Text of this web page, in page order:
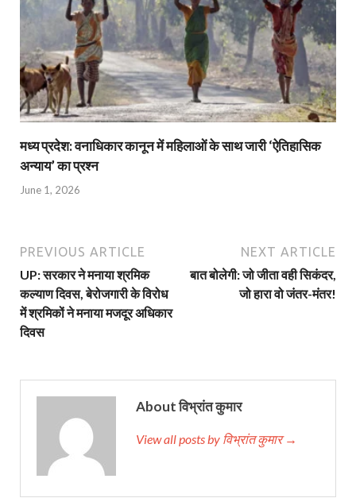
मध्य प्रदेश: वनाधिकार कानून में महिलाओं के साथ जारी ‘ऐतिहासिक
अन्याय’ का प्रश्न
June 1, 2026
PREVIOUS ARTICLE
UP: सरकार ने मनाया श्रमिक
कल्याण दिवस, बेरोजगारी के विरोध
में श्रमिकों ने मनाया मजदूर अधिकार
दिवस
NEXT ARTICLE
बात बोलेगी: जो जीता वही सिकंदर,
जो हारा वो जंतर-मंतर!
About विभ्रांत कुमार
View all posts by विभ्रांत कुमार →